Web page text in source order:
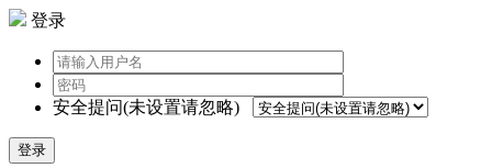
登录
安全提问(未设置请忽略)
登录